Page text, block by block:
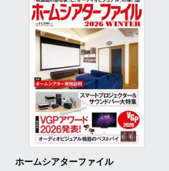
ホームシアターファイル